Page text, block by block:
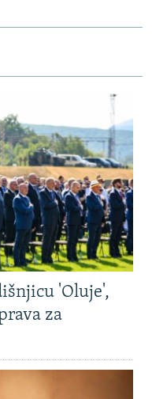
'Oluje',
za